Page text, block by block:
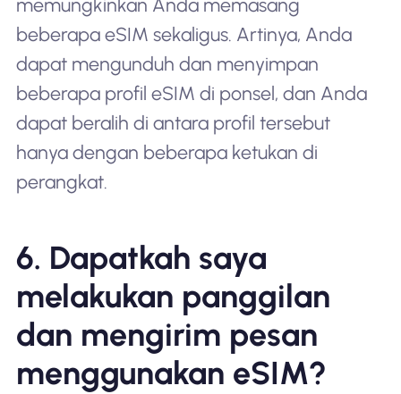
memungkinkan Anda memasang
beberapa eSIM sekaligus. Artinya, Anda
dapat mengunduh dan menyimpan
beberapa profil eSIM di ponsel, dan Anda
dapat beralih di antara profil tersebut
hanya dengan beberapa ketukan di
perangkat.
6. Dapatkah saya
melakukan panggilan
dan mengirim pesan
menggunakan eSIM?